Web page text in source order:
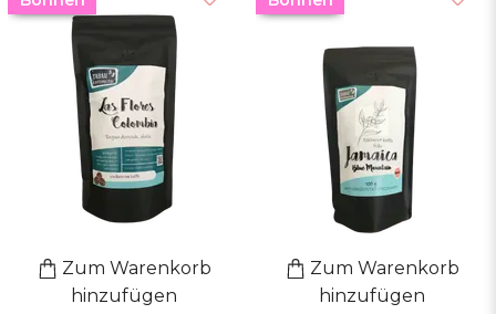
Zum Warenkorb
hinzufügen
Zum Warenkorb
hinzufügen